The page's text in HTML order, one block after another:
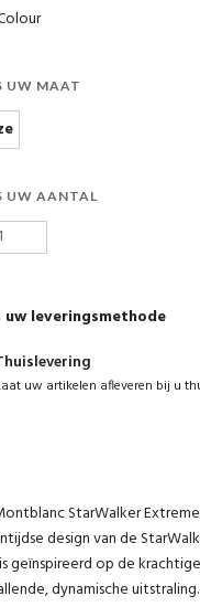
UW MAAT
UW AANTAL
uw leveringsmethode
uw artikelen afleveren bij u
StarWalker
design van de
geïnspireerd op de
dynamische uitstraling.